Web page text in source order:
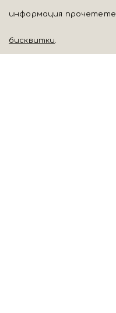
информация прочетете
бисквитки.